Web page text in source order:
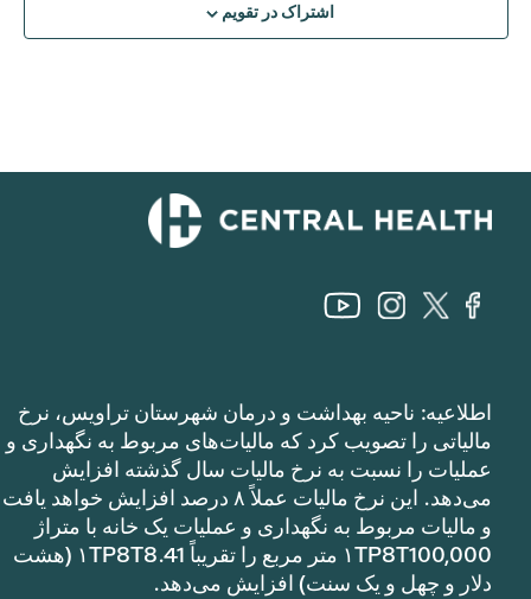
اشتراک در تقویم
اطلاعیه: ناحیه بهداشت و درمان شهرستان تراویس، نرخ
مالیاتی را تصویب کرد که مالیات‌های مربوط به نگهداری و
عملیات را نسبت به نرخ مالیات سال گذشته افزایش
می‌دهد. این نرخ مالیات عملاً ۸ درصد افزایش خواهد یافت
و مالیات مربوط به نگهداری و عملیات یک خانه با متراژ
۱TP8T100,000 متر مربع را تقریباً ۱TP8T8.41 (هشت
دلار و چهل و یک سنت) افزایش می‌دهد.